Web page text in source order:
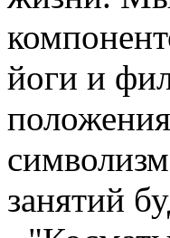
йоги и
занятий